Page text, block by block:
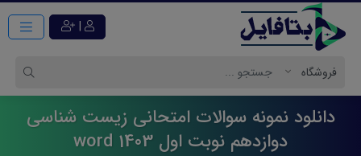
|
دانلود نمونه سوالات امتحانی زیست شناسی
دوازدهم نوبت اول 1403 word